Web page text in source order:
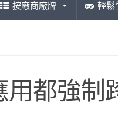
按廠商廠牌 輕鬆
用都強制